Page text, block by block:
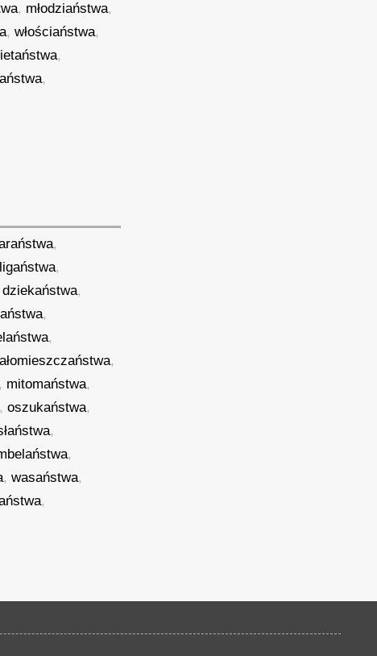
, młodziaństwa,
,włościaństwa,
,
,
,
,
dziekaństwa,
,
,
,
mitomaństwa,
,oszukaństwa,
,
,
,wasaństwa,
,